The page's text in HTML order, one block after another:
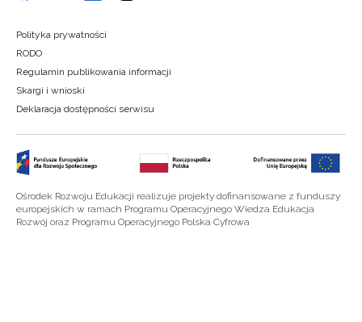
Polityka prywatności
RODO
Regulamin publikowania informacji
Skargi i wnioski
Deklaracja dostępności serwisu
Ośrodek Rozwoju Edukacji realizuje projekty dofinansowane z funduszy
europejskich w ramach Programu Operacyjnego Wiedza Edukacja
Rozwój oraz Programu Operacyjnego Polska Cyfrowa